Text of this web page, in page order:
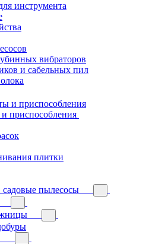
инструмента
вибраторов
и сабельных пил
приспособления
плитки
садовые пылесосы